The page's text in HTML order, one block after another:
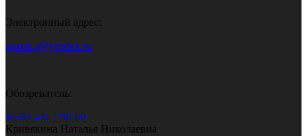
Электронный адрес:
gazeta.i@yandex.ru
Обозреватель:
8(383-43) 7-90-60
Кривякина Наталья Николаевна